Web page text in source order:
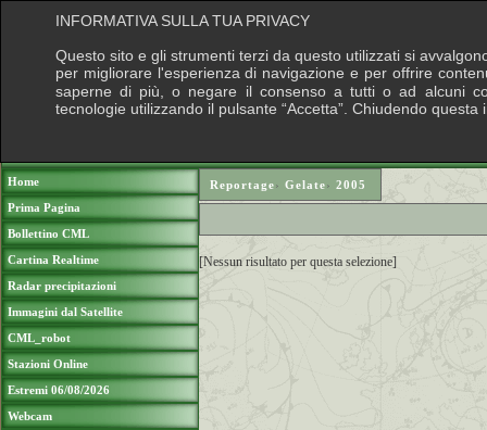
Home
Prima Pagina
Bollettino CML
Cartina Realtime
Radar precipitazioni
Immagini dal Satellite
CML_robot
Stazioni Online
Estremi 06/08/2026
Webcam
Reportage› Gelate› 2005
[Nessun risultato per questa selezione]
INFORMATIVA SULLA TUA PRIVACY
Questo sito e gli strumenti terzi da questo utilizzati si
per migliorare l'esperienza di navigazione e per offrire
saperne di più, o negare il consenso a tutti o ad alcuni
tecnologie utilizzando il pulsante “Accetta”. Chiudendo